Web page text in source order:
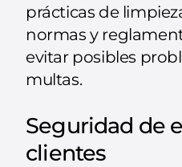
prácticas de
normas y
evitar posibles
multas.
Seguridad de
clientes